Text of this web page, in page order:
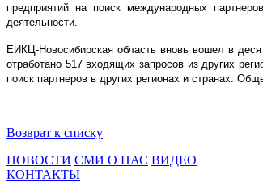
предприятий на поиск международных
деятельности.
ЕИКЦ-Новосибирская область вновь вошел в
отработано 517 входящих запросов из других
поиск партнеров в других регионах и странах.
Возврат к списку
НОВОСТИ СМИ О НАС ВИДЕО
КОНТАКТЫ